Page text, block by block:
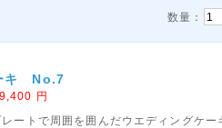
数量：
キ No.7
円
ートで周囲を囲んだウエディングケー